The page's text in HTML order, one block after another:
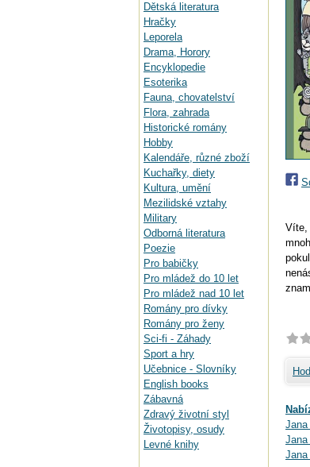
Dětská literatura
Hračky
Leporela
Drama, Horory
Encyklopedie
Esoterika
Fauna, chovatelství
Flora, zahrada
Historické romány
Hobby
Kalendáře, různé zboží
Kuchařky, diety
Kultura, umění
Mezilidské vztahy
Military
Odborná literatura
Poezie
Pro babičky
Pro mládež do 10 let
Pro mládež nad 10 let
Romány pro dívky
Romány pro ženy
Sci-fi - Záhady
Sport a hry
Učebnice - Slovníky
English books
Zábavná
Zdravý životní styl
Životopisy, osudy
Levné knihy
Víte,